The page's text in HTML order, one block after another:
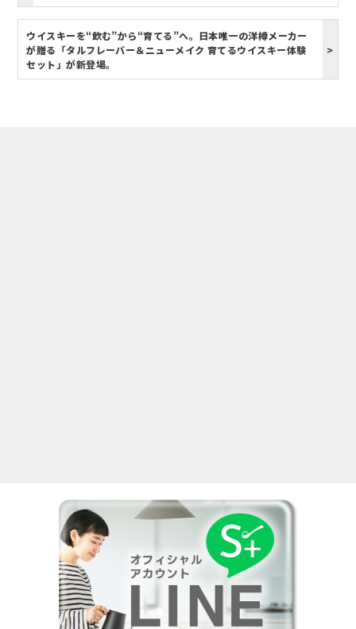
ウイスキーを“飲む”から“育てる”へ。日本唯一の洋樽メーカー
が贈る「タルフレーバー＆ニューメイク 育てるウイスキー体験
セット」が新登場。